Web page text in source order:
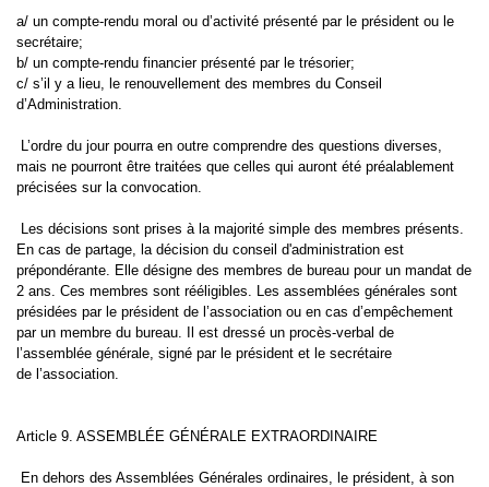
a/ un compte-rendu moral ou d’activité présenté par le président ou le
secrétaire;
b/ un compte-rendu financier présenté par le trésorier;
c/ s’il y a lieu, le renouvellement des membres du Conseil
d’Administration.
L’ordre du jour pourra en outre comprendre des questions diverses,
mais ne pourront être traitées que celles qui auront été préalablement
précisées sur la convocation.
Les décisions sont prises à la majorité simple des membres présents.
En cas de partage, la décision du conseil d'administration est
prépondérante. Elle désigne des membres de bureau pour un mandat de
2 ans. Ces membres sont rééligibles. Les assemblées générales sont
présidées par le président de l’association ou en cas d’empêchement
par un membre du bureau. Il est dressé un procès-verbal de
l’assemblée générale, signé par le président et le secrétaire
de l’association.
Article 9. ASSEMBLÉE GÉNÉRALE EXTRAORDINAIRE
En dehors des Assemblées Générales ordinaires, le président, à son